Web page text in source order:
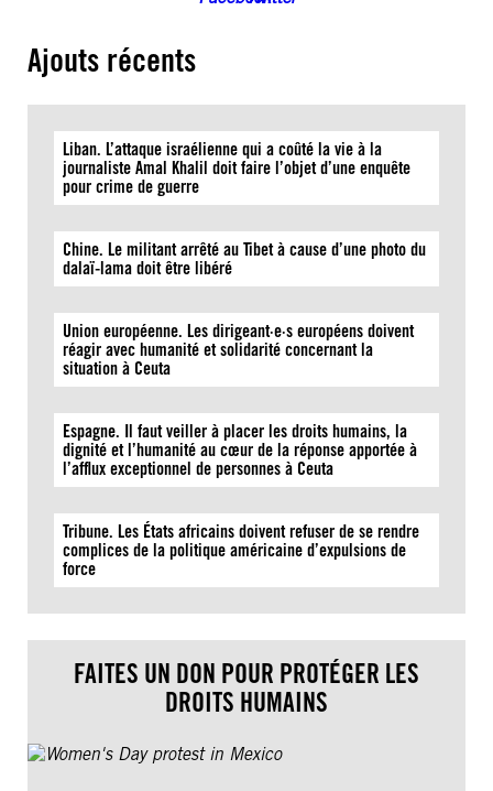
Ajouts récents
Liban. L’attaque israélienne qui a coûté la vie à la
journaliste Amal Khalil doit faire l’objet d’une enquête
pour crime de guerre
Chine. Le militant arrêté au Tibet à cause d’une photo du
dalaï-lama doit être libéré
Union européenne. Les dirigeant·e·s européens doivent
réagir avec humanité et solidarité concernant la
situation à Ceuta
Espagne. Il faut veiller à placer les droits humains, la
dignité et l’humanité au cœur de la réponse apportée à
l’afflux exceptionnel de personnes à Ceuta
Tribune. Les États africains doivent refuser de se rendre
complices de la politique américaine d’expulsions de
force
FAITES UN DON POUR PROTÉGER LES
DROITS HUMAINS